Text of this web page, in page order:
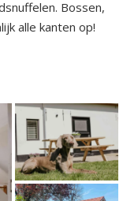
Bossen,
alle kanten op!